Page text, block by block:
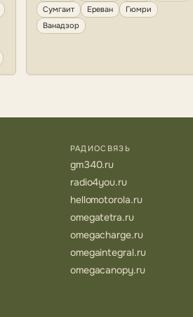
Сумгаит
Ереван
Гюмри
Ванадзор
РАДИОСВЯЗЬ
gm340.ru
radio4you.ru
hellomotorola.ru
omegatetra.ru
omegacharge.ru
omegaintegral.ru
omegacanopy.ru